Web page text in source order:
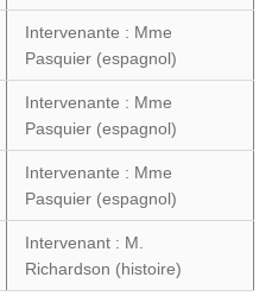
Intervenante : Mme
Pasquier (espagnol)
Intervenante : Mme
Pasquier (espagnol)
Intervenante : Mme
Pasquier (espagnol)
Intervenant : M.
Richardson (histoire)